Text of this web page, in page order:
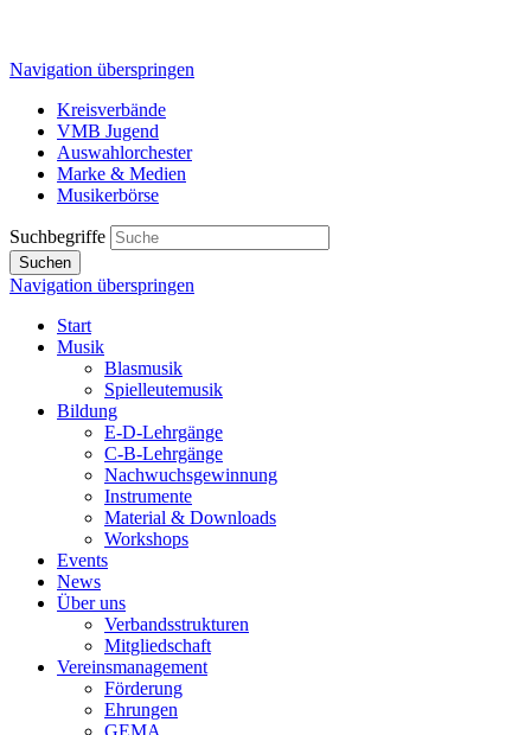
Navigation überspringen
Kreisverbände
VMB Jugend
Auswahlorchester
Marke & Medien
Musikerbörse
Suchbegriffe
Suchen
Navigation überspringen
Start
Musik
Blasmusik
Spielleutemusik
Bildung
E-D-Lehrgänge
C-B-Lehrgänge
Nachwuchsgewinnung
Instrumente
Material & Downloads
Workshops
Events
News
Über uns
Verbandsstrukturen
Mitgliedschaft
Vereinsmanagement
Förderung
Ehrungen
GEMA